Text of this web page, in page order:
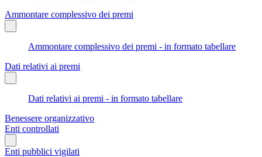
Ammontare complessivo dei premi
Ammontare complessivo dei premi - in formato tabellare
Dati relativi ai premi
Dati relativi ai premi - in formato tabellare
Benessere organizzativo
Enti controllati
Enti pubblici vigilati